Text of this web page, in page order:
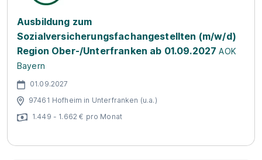
Ausbildung zum
Sozialversicherungsfachangestellten (m/w/d)
Region Ober-/Unterfranken ab 01.09.2027 AOK
Bayern
01.09.2027
97461 Hofheim in Unterfranken (u.a.)
1.449 - 1.662 € pro Monat